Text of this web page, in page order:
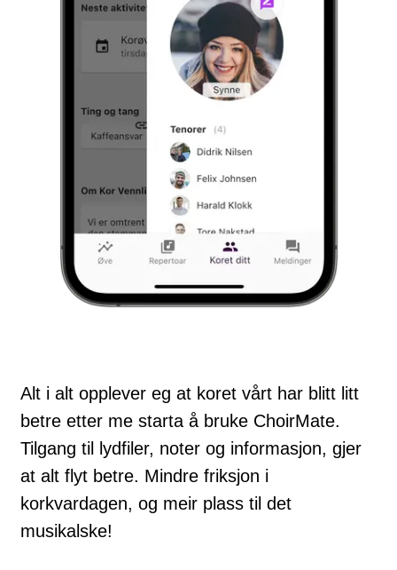
Alt i alt opplever eg at koret vårt har blitt litt
betre etter me starta å bruke ChoirMate.
Tilgang til lydfiler, noter og informasjon, gjer
at alt flyt betre. Mindre friksjon i
korkvardagen, og meir plass til det
musikalske!